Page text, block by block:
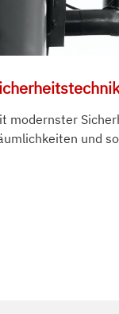
modernster
und